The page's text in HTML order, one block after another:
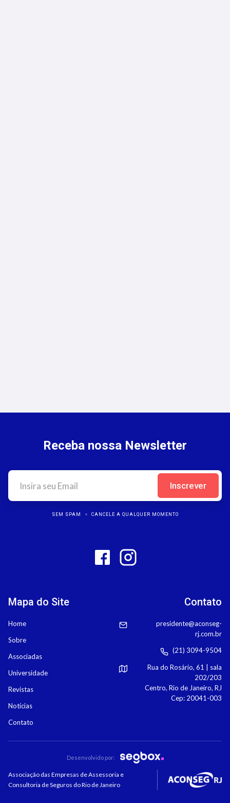
Mapa do Site
Home
Sobre
Associadas
Universidade
Revistas
Notícias
Contato
Receba nossa Newsletter
SEM SPAM CANCELE A QUALQUER MOMENTO
Contato
presidente@aconseg-
rj.com.br
(21) 3094-9504
Rua do Rosário, 61 | sala
202/203
Centro, Rio de Janeiro, RJ
Cep: 20041-003
Desenvolvido por:
Associação das Empresas de Assessoria e
Consultoria de Seguros do Rio de Janeiro